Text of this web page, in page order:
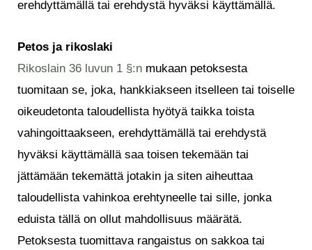
erehdyttämällä tai erehdystä hyväksi käyttämällä.
Petos ja rikoslaki
Rikoslain 36 luvun 1 §:n mukaan petoksesta
tuomitaan se, joka, hankkiakseen itselleen tai toiselle
oikeudetonta taloudellista hyötyä taikka toista
vahingoittaakseen, erehdyttämällä tai erehdystä
hyväksi käyttämällä saa toisen tekemään tai
jättämään tekemättä jotakin ja siten aiheuttaa
taloudellista vahinkoa erehtyneelle tai sille, jonka
eduista tällä on ollut mahdollisuus määrätä.
Petoksesta tuomittava rangaistus on sakkoa tai